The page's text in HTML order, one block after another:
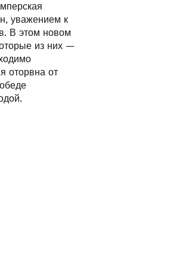
уважением к
В этом новом
из них —
оторвна от